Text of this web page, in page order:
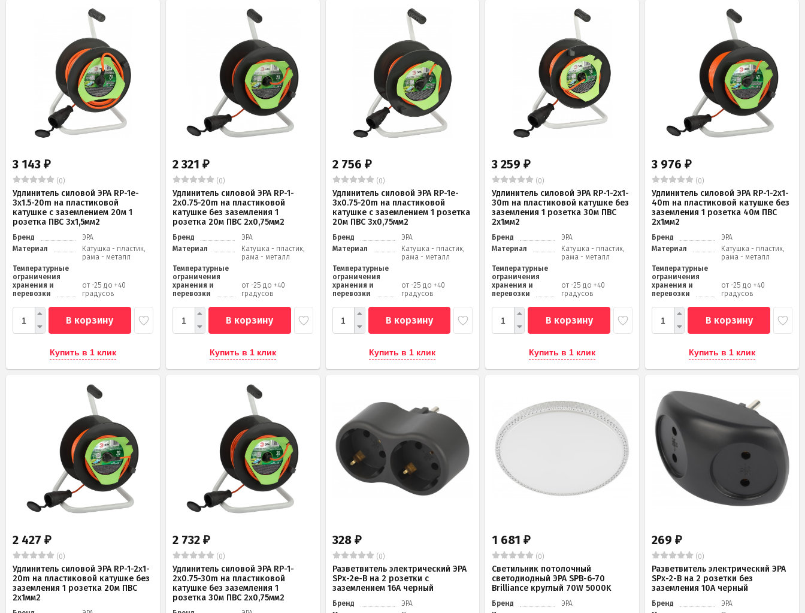
3 143 ₽
(0)
Удлинитель силовой ЭРА RP-1e-
3x1.5-20m на пластиковой
катушке c заземлением 20м 1
розетка ПВС 3х1,5мм2
Бренд
ЭРА
Материал
Катушка - пластик,
рама - металл
Температурные
ограничения
хранения и
перевозки
от -25 до +40
градусов
В корзину
Купить в 1 клик
2 321 ₽
(0)
Удлинитель силовой ЭРА RP-1-
2x0.75-20m на пластиковой
катушке без заземления 1
розетка 20м ПВС 2х0,75мм2
Бренд
ЭРА
Материал
Катушка - пластик,
рама - металл
Температурные
ограничения
хранения и
перевозки
от -25 до +40
градусов
В корзину
Купить в 1 клик
2 756 ₽
(0)
Удлинитель силовой ЭРА RP-1e-
3х0.75-20m на пластиковой
катушке c заземлением 1 розетка
20м ПВС 3х0,75мм2
Бренд
ЭРА
Материал
Катушка - пластик,
рама - металл
Температурные
ограничения
хранения и
перевозки
от -25 до +40
градусов
В корзину
Купить в 1 клик
3 259₽
(0)
Удлинитель силовой ЭРА RP-1-2x1-
30m на пластиковой катушке без
заземления 1 розетка 30м ПВС
2x1мм2
Бренд
ЭРА
Материал
Катушка - пластик,
рама - металл
Температурные
ограничения
хранения и
перевозки
от -25 до +40
градусов
В корзину
Купить в 1 клик
3 976₽
(0)
Удлинитель силовой ЭРА RP-1-2x1-
40m на пластиковой катушке без
заземления 1 розетка 40м ПВС
2x1мм2
Бренд
ЭРА
Материал
Катушка - пластик,
рама - металл
Температурные
ограничения
хранения и
перевозки
от -25 до +40
градусов
В корзину
Купить в 1 клик
2 427 ₽
(0)
Удлинитель силовой ЭРА RP-1-2x1-
20m на пластиковой катушке без
заземления 1 розетка 20м ПВС
2х1мм2
2 732 ₽
(0)
Удлинитель силовой ЭРА RP-1-
2x0.75-30m на пластиковой
катушке без заземления 1
розетка 30м ПВС 2х0,75мм2
328 ₽
(0)
Разветвитель электрический ЭРА
SPx-2e-B на 2 розетки с
заземлением 16А черный
Бренд
ЭРА
1 681₽
(0)
Светильник потолочный
светодиодный ЭРА SPB-6-70
Brilliance круглый 70W 5000K
Бренд
ЭРА
269₽
(0)
Разветвитель электрический ЭРА
SPx-2-B на 2 розетки без
заземления 10А черный
Бренд
ЭРА